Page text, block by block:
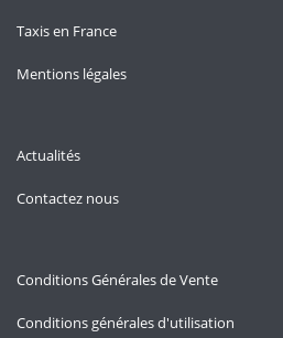
Taxis en France
Mentions légales
Actualités
Contactez nous
Conditions Générales de Vente
Conditions générales d'utilisation